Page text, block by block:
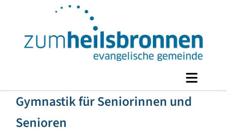
Gymnastik für Seniorinnen und
Senioren